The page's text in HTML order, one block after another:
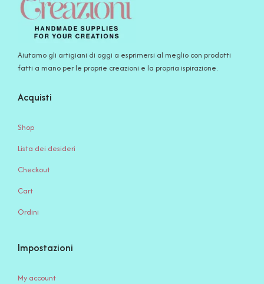
Aiutamo gli artigiani di oggi a esprimersi al meglio con prodotti
fatti a mano per le proprie creazioni e la propria ispirazione.
Acquisti
Shop
Lista dei desideri
Checkout
Cart
Ordini
Impostazioni
My account